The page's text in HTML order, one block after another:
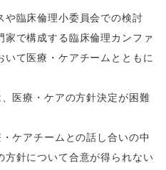
や臨床倫理小委員会での検討
家で構成する臨床倫理カンファ
いて医療・ケアチームとともに
医療・ケアの方針決定が困難
ケアチームとの話し合いの中
方針について合意が得られない